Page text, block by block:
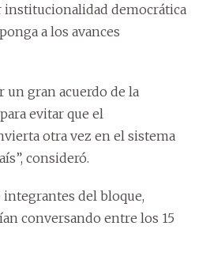
institucionalidad democrática
a los avances
un gran acuerdo de la
evitar que el
otra vez en el sistema
consideró.
integrantes del bloque,
conversando entre los 15